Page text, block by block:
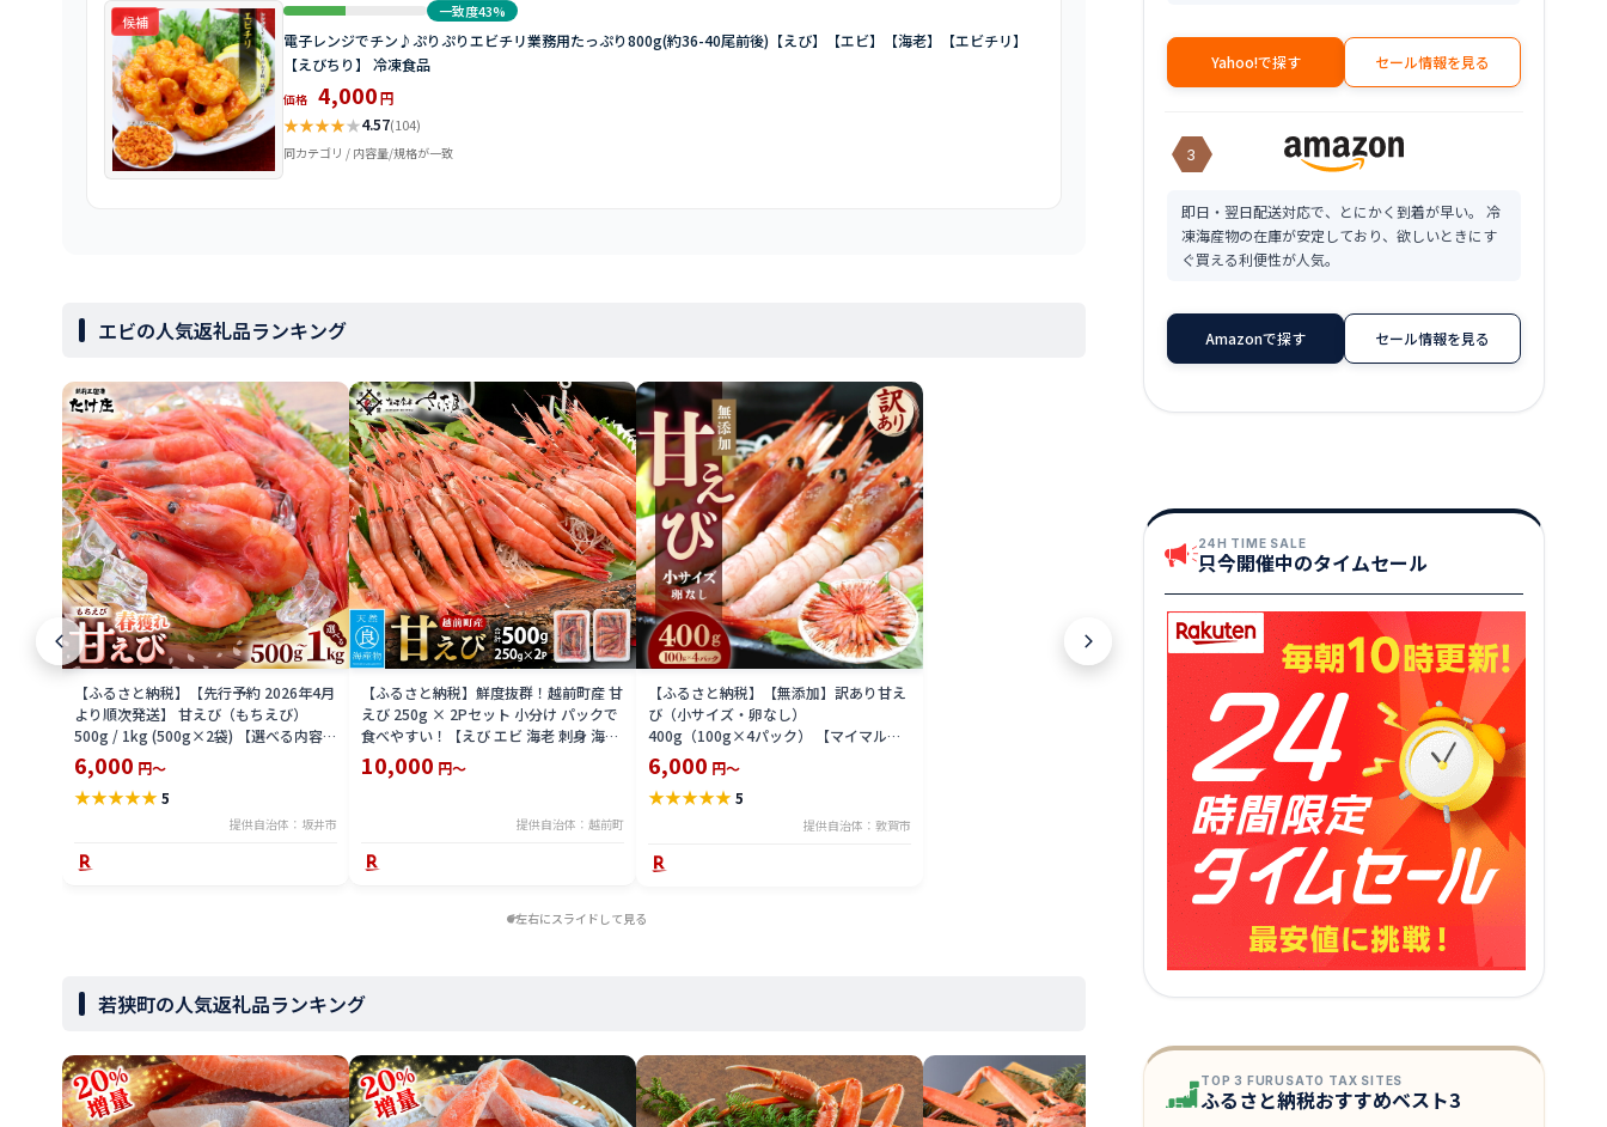
候補
一致度43%
電子レンジでチン♪ぷりぷりエビチリ業務用たっぷり800g(約36-40尾前後)【えび】【エビ】【海老】【エビチリ】
【えびちり】 冷凍食品
価格 4,000円
★★★★★4.57(104)
同カテゴリ / 内容量/規格が一致
エビの人気返礼品ランキング
【ふるさと納税】【先行予約 2026年4月
より順次発送】 甘えび（もちえび）
500g / 1kg (500g×2袋) 【選べる内容
量】【甘海老 あまえび アマエビ えび 海
老 有頭 刺身 生食 海鮮 海産物 魚貝類 魚
介類 新鮮 冷凍 食品 おかず 三国】
6,000 円～
★★★★★5
提供自治体：坂井市
【ふるさと納税】鮮度抜群！越前町産 甘
えび 250g × 2Pセット 小分け パックで
食べやすい！【えび エビ 海老 刺身 海鮮
海産物 魚貝類 魚介類 新鮮 冷凍 】
10,000 円～
提供自治体：越前町
【ふるさと納税】【無添加】訳あり甘え
び（小サイズ・卵なし）
400g（100g×4パック） 【マイマルシ
ェ 甘エビ アマエビ えび 海老 海鮮 刺身
寿司 生 生食 冷凍 急速冷凍 お中元 お歳
暮 ギフト 贈り物 プレゼント】
6,000 円～
★★★★★5
提供自治体：敦賀市
左右にスライドして見る
若狭町の人気返礼品ランキング
Yahoo!で探す セール情報を見る
3
即日・翌日配送対応で、とにかく到着が早い。 冷
凍海産物の在庫が安定しており、欲しいときにす
ぐ買える利便性が人気。
Amazonで探す セール情報を見る
24H TIME SALE
只今開催中のタイムセール
TOP 3 FURUSATO TAX SITES
ふるさと納税おすすめベスト3